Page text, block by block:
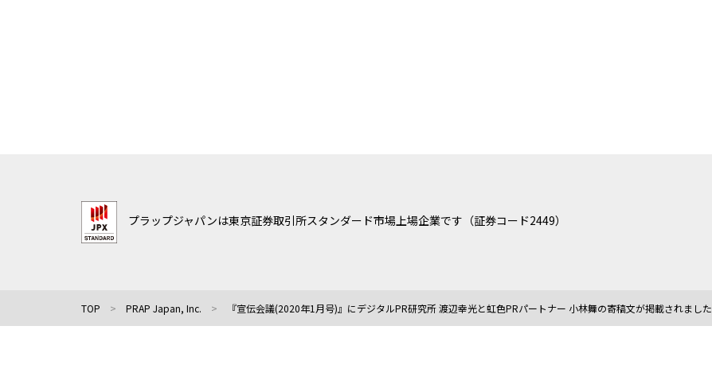
プラップジャパンは東京証券取引所スタンダード市場上場企業です（証券コード2449）
TOP PRAP Japan, Inc. 『宣伝会議(2020年1月号)』にデジタルPR研究所 渡辺幸光と虹色PRパートナー 小林舞の寄稿文が掲載されました